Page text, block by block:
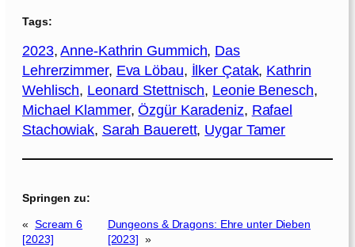
Tags:
2023, Anne-Kathrin Gummich, Das
Lehrerzimmer, Eva Löbau, İlker Çatak, Kathrin
Wehlisch, Leonard Stettnisch, Leonie Benesch
Michael Klammer, Özgür Karadeniz, Rafael
Stachowiak, Sarah Bauerett, Uygar Tamer
Springen zu:
« Scream 6
[2023]
Dungeons & Dragons: Ehre unter Dieben
[2023] »